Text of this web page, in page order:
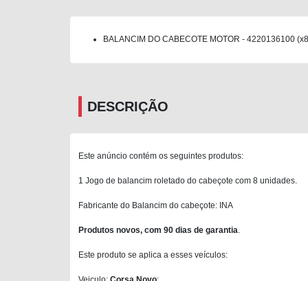
BALANCIM DO CABECOTE MOTOR - 4220136100
DESCRIÇÃO
Este anúncio contém os seguintes produtos:
1 Jogo de balancim roletado do cabeçote com 8 unidades.
Fabricante do Balancim do cabeçote: INA
Produtos novos, com 90 dias de garantia
Este produto se aplica a esses veículos: